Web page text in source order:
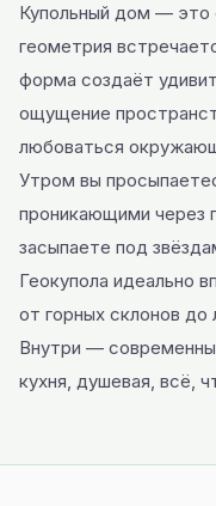
Купольный дом — это
геометрия
форма создаёт
ощущение
любоваться
Утром вы
проникающими через
засыпаете под
Геокупола идеально
от горных склонов до
Внутри —
кухня, душевая, всё,